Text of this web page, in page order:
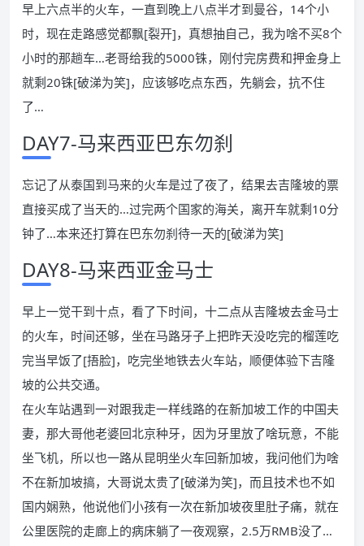
早上六点半的火车，一直到晚上八点半才到曼谷，14个小
时，现在走路感觉都飘[裂开]，真想抽自己，我为啥不买8个
小时的那趟车…老哥给我的5000铢，刚付完房费和押金身上
就剩20铢[破涕为笑]，应该够吃点东西，先躺会，抗不住
了…
DAY7-马来西亚巴东勿刹
忘记了从泰国到马来的火车是过了夜了，结果去吉隆坡的票
直接买成了当天的…过完两个国家的海关，离开车就剩10分
钟了…本来还打算在巴东勿刹待一天的[破涕为笑]
DAY8-马来西亚金马士
早上一觉干到十点，看了下时间，十二点从吉隆坡去金马士
的火车，时间还够，坐在马路牙子上把昨天没吃完的榴莲吃
完当早饭了[捂脸]，吃完坐地铁去火车站，顺便体验下吉隆
坡的公共交通。
在火车站遇到一对跟我走一样线路的在新加坡工作的中国夫
妻，那大哥他老婆回北京种牙，因为牙里放了啥玩意，不能
坐飞机，所以也一路从昆明坐火车回新加坡，我问他们为啥
不在新加坡搞，大哥说太贵了[破涕为笑]，而且技术也不如
国内娴熟，他说他们小孩有一次在新加坡夜里肚子痛，就在
公里医院的走廊上的病床躺了一夜观察，2.5万RMB没了…